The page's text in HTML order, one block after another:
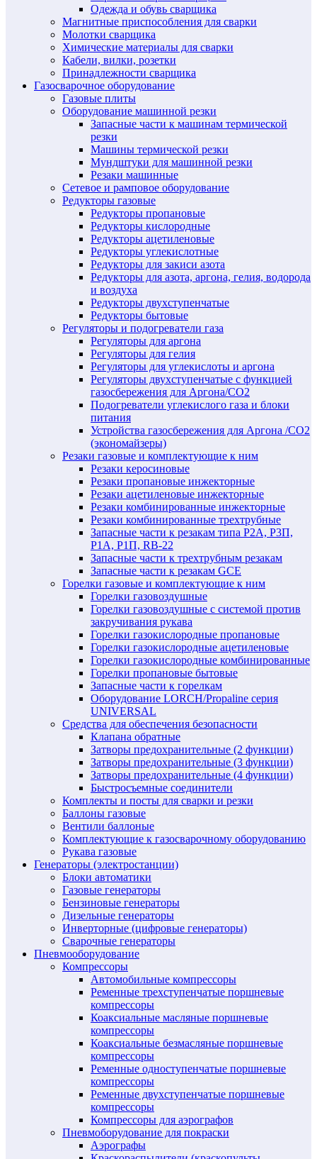
Одежда и обувь сварщика
Магнитные приспособления для сварки
Молотки сварщика
Химические материалы для сварки
Кабели, вилки, розетки
Принадлежности сварщика
Газосварочное оборудование
Газовые плиты
Оборудование машинной резки
Запасные части к машинам термической
резки
Машины термической резки
Мундштуки для машинной резки
Резаки машинные
Сетевое и рамповое оборудование
Редукторы газовые
Редукторы пропановые
Редукторы кислородные
Редукторы ацетиленовые
Редукторы углекислотные
Редукторы для закиси азота
Редукторы для азота, аргона, гелия, водорода
и воздуха
Редукторы двухступенчатые
Редукторы бытовые
Регуляторы и подогреватели газа
Регуляторы для аргона
Регуляторы для гелия
Регуляторы для углекислоты и аргона
Регуляторы двухступенчатые c функцией
газосбережения для Аргона/СО2
Подогреватели углекислого газа и блоки
питания
Устройства газосбережения для Аргона /СО2
(экономайзеры)
Резаки газовые и комплектующие к ним
Резаки керосиновые
Резаки пропановые инжекторные
Резаки ацетиленовые инжекторные
Резаки комбинированные инжекторные
Резаки комбинированные трехтрубные
Запасные части к резакам типа Р2А, Р3П,
Р1А, Р1П, RB-22
Запасные части к трехтрубным резакам
Запасные части к резакам GCE
Горелки газовые и комплектующие к ним
Горелки газовоздушные
Горелки газовоздушные с системой против
закручивания рукава
Горелки газокислородные пропановые
Горелки газокислородные ацетиленовые
Горелки газокислородные комбинированные
Горелки пропановые бытовые
Запасные части к горелкам
Оборудование LORCH/Propaline серия
UNIVERSAL
Средства для обеспечения безопасности
Клапана обратные
Затворы предохранительные (2 функции)
Затворы предохранительные (3 функции)
Затворы предохранительные (4 функции)
Быстросъемные соединители
Комплекты и посты для сварки и резки
Баллоны газовые
Вентили баллоные
Комплектующие к газосварочному оборудованию
Рукава газовые
Генераторы (электростанции)
Блоки автоматики
Газовые генераторы
Бензиновые генераторы
Дизельные генераторы
Инверторные (цифровые генераторы)
Сварочные генераторы
Пневмооборудование
Компрессоры
Автомобильные компрессоры
Ременные трехступенчатые поршневые
компрессоры
Коаксиальные масляные поршневые
компрессоры
Коаксиальные безмасляные поршневые
компрессоры
Ременные одноступенчатые поршневые
компрессоры
Ременные двухступенчатые поршневые
компрессоры
Компрессоры для аэрографов
Пневмоборудование для покраски
Аэрографы